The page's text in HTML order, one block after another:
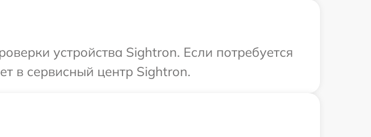
устройства Sightron. Если потребуется
в сервисный центр Sightron.